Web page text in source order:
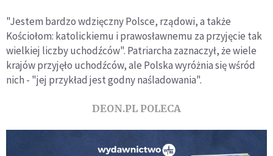
"Jestem bardzo wdzięczny Polsce, rządowi, a także
Kościołom: katolickiemu i prawosławnemu za przyjęcie tak
wielkiej liczby uchodźców". Patriarcha zaznaczył, że wiele
krajów przyjęło uchodźców, ale Polska wyróżnia się wśród
nich - "jej przykład jest godny naśladowania".
DEON.PL POLECA